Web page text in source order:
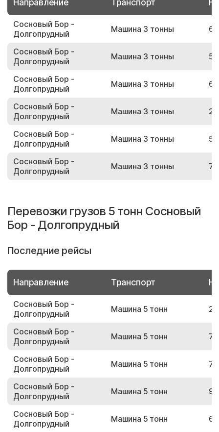
Направление Транспорт
Сосновый Бор -
Долгопрудный
Машина 3 тонны
Сосновый Бор -
Долгопрудный
Машина 3 тонны
Сосновый Бор -
Долгопрудный
Машина 3 тонны
Сосновый Бор -
Долгопрудный
Машина 3 тонны
Сосновый Бор -
Долгопрудный
Машина 3 тонны
Сосновый Бор -
Долгопрудный
Машина 3 тонны
Перевозки грузов 5 тонн Сосновый
Бор - Долгопрудный
Последние рейсы
Направление Транспорт
Сосновый Бор -
Долгопрудный
Машина 5 тонн
Сосновый Бор -
Долгопрудный
Машина 5 тонн
Сосновый Бор -
Долгопрудный
Машина 5 тонн
Сосновый Бор -
Долгопрудный
Машина 5 тонн
Сосновый Бор -
Долгопрудный
Машина 5 тонн